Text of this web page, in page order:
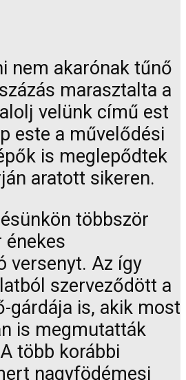
nem akarónak tűnő
marasztalta a
velünk című est
este a művelődési
is meglepődtek
aratott sikeren.
többször
énekes
versenyt. Az így
szerveződött a
gárdája is, akik most
is megmutatták
több korábbi
nagyfödémesi